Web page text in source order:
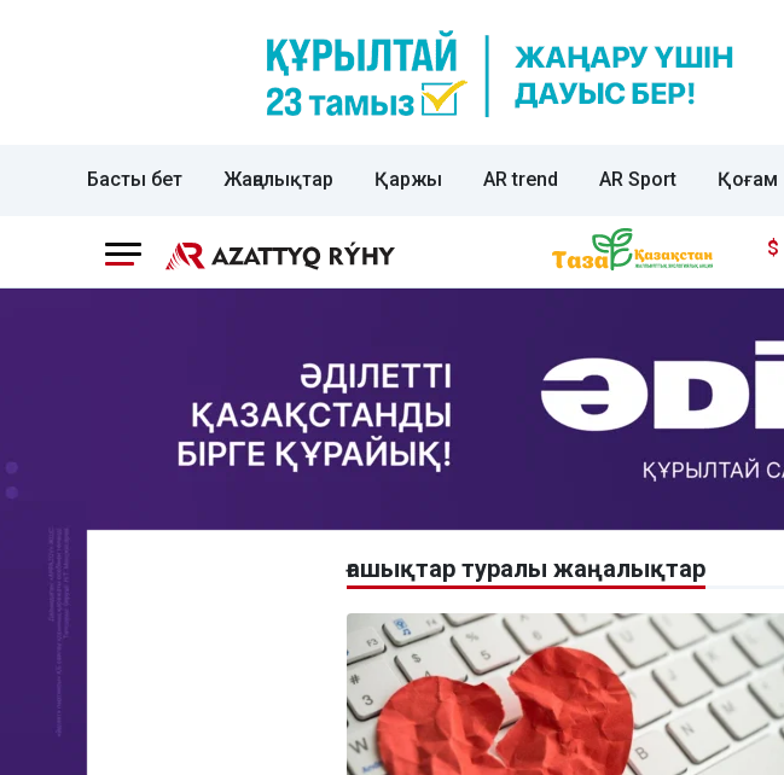
Басты бет Жаңалықтар Қаржы AR trend AR Sport Қоғам
$
ғашықтар туралы жаңалықтар